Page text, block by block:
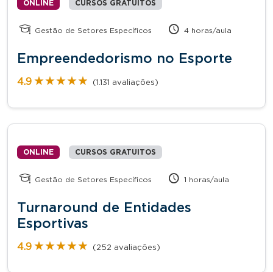
ONLINE CURSOS GRATUITOS
Gestão de Setores Específicos 4 horas/aula
Empreendedorismo no Esporte
4.9 ★★★★★
★★★★★ (1.131 avaliações)
ONLINE CURSOS GRATUITOS
Gestão de Setores Específicos 1 horas/aula
Turnaround de Entidades
Esportivas
4.9 ★★★★★
★★★★★ (252 avaliações)